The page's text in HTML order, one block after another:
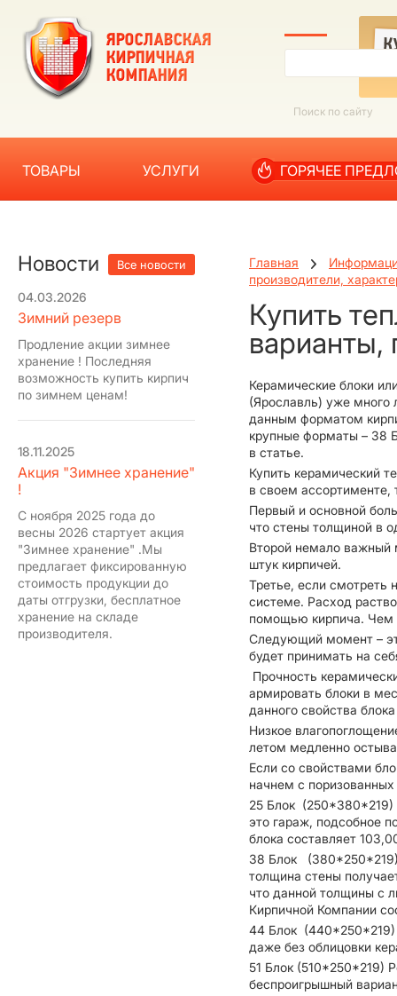
ТОВАРЫ УСЛУГИ ГОРЯЧЕЕ
Главная
производители,
Купить
варианты,
Керамические блоки
(Ярославль) уже много
данным форматом
крупные форматы – 38
в статье.
Купить керамический
в своем ассортименте,
Первый и основной
что стены толщиной в
Второй немало важный
штук кирпичей.
Третье, если смотреть
системе. Расход
помощью кирпича. Чем
Следующий момент –
будет принимать на
Прочность
армировать блоки в
данного свойства
Низкое
летом медленно
Если со свойствами
начнем с
25 Блок (250*380*219)
это гараж, подсобное
блока составляет
38 Блок (380*250*219)
толщина стены
что данной толщины с
Кирпичной Компании
44 Блок (440*250*219)
даже без облицовки
51 Блок (510*250*219)
беспроигрышный
Все новости
Новости
04.03.2026
Зимний резерв
Продление акции зимнее
хранение ! Последняя
возможность купить кирпич
по зимнем ценам!
18.11.2025
Акция "Зимнее хранение"
!
С ноября 2025 года до
весны 2026 стартует акция
"Зимнее хранение" .Мы
предлагает фиксированную
стоимость продукции до
даты отгрузки, бесплатное
хранение на складе
производителя.